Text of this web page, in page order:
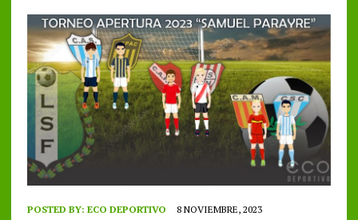
POSTED BY: ECO DEPORTIVO 8 NOVIEMBRE, 2023